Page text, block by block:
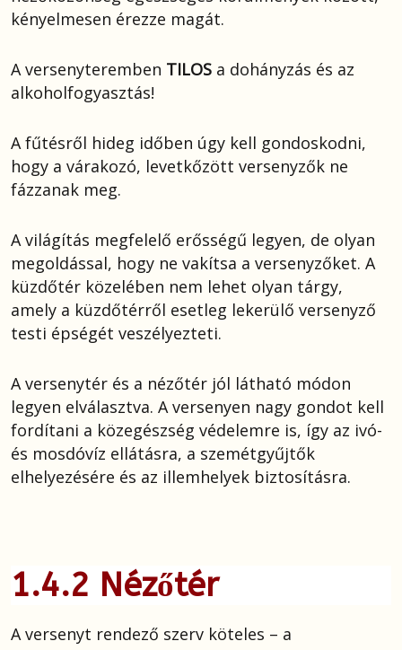
kényelmesen érezze magát.
A versenyteremben TILOS a dohányzás és az
alkoholfogyasztás!
A fűtésről hideg időben úgy kell gondoskodni,
hogy a várakozó, levetkőzött versenyzők ne
fázzanak meg.
A világítás megfelelő erősségű legyen, de olyan
megoldással, hogy ne vakítsa a versenyzőket. A
küzdőtér közelében nem lehet olyan tárgy,
amely a küzdőtérről esetleg lekerülő versenyző
testi épségét veszélyezteti.
A versenytér és a nézőtér jól látható módon
legyen elválasztva. A versenyen nagy gondot kell
fordítani a közegészség védelemre is, így az ivó-
és mosdóvíz ellátásra, a szemétgyűjtők
elhelyezésére és az illemhelyek biztosításra.
1.4.2 Nézőtér
A versenyt rendező szerv köteles – a